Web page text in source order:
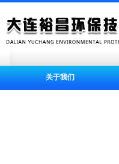
关于我们